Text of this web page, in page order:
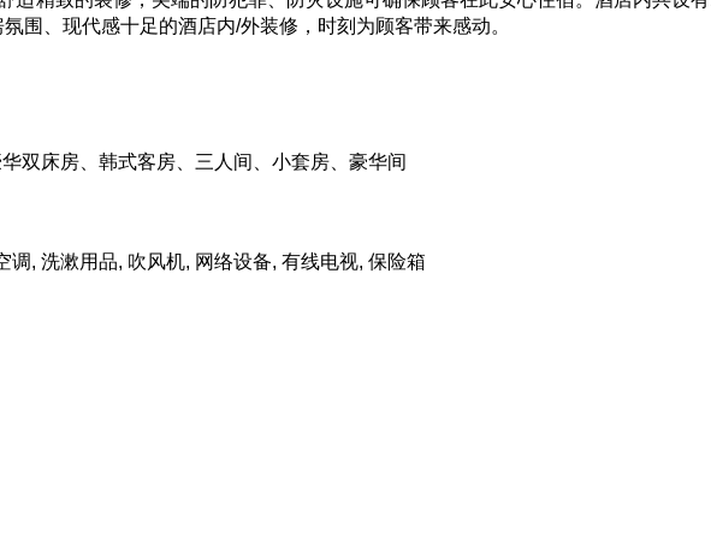
围、现代感十足的酒店内/外装修，时刻为顾客带来感动。
双床房、韩式客房、三人间、小套房、豪华间
调, 洗漱用品, 吹风机, 网络设备, 有线电视, 保险箱